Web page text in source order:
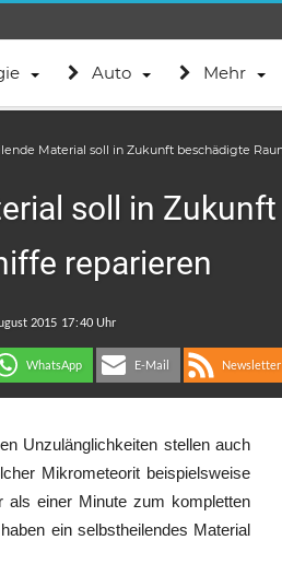
Auto Mehr
Material soll in Zukunft beschädigte
soll in
reparieren
:
WhatsApp E-Mail Newsletter
Unzulänglichkeiten stellen auch
Mikrometeorit beispielsweise
als einer Minute zum kompletten
ein selbstheilendes Material